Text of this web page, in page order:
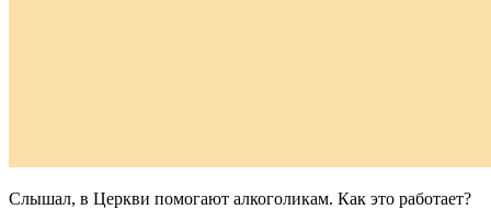
Слышал, в Церкви помогают алкоголикам. Как это работает?